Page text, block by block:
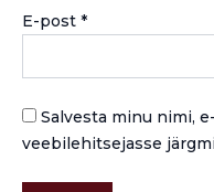
E-post *
Salvesta minu nimi,
veebilehitsejasse